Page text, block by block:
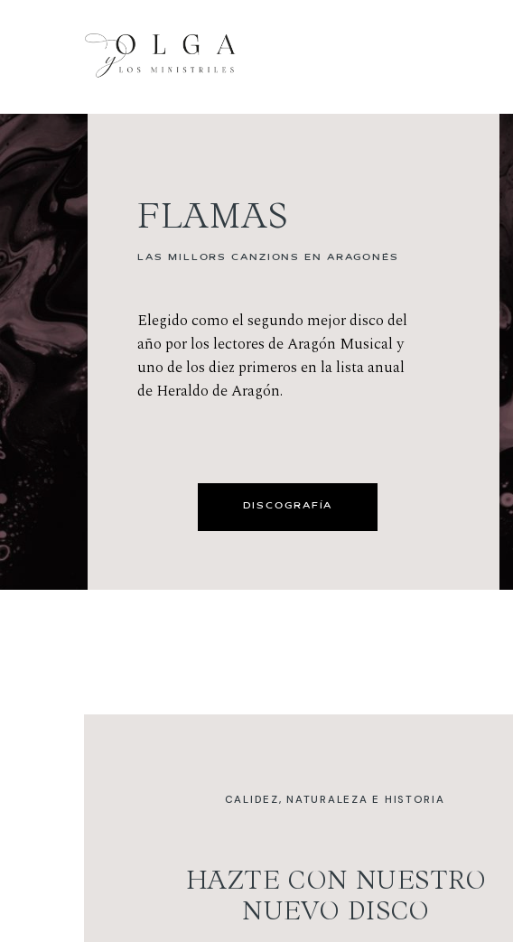
FLAMAS
LAS MILLORS CANZIONS EN ARAGONÉS
Elegido como el segundo mejor disco del
año por los lectores de Aragón Musical y
uno de los diez primeros en la lista anual
de Heraldo de Aragón.
DISCOGRAFÍA
CALIDEZ, NATURALEZA E HISTORIA
HAZTE CON NUESTRO
NUEVO DISCO